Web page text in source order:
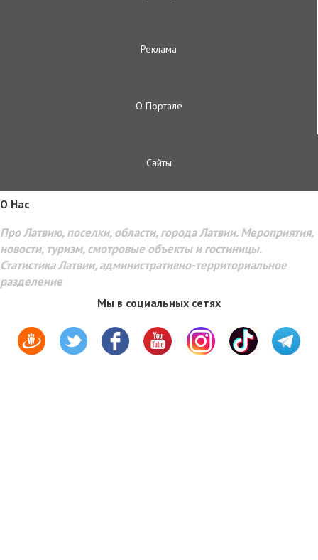
Реклама
О Портале
Сайты
O Hac
Про Латвию, поселки, области, города Латвии. Мероприятия,
новости, туризм, смотровые объекты и гостиницы.
Статистика Латвии, административно-территориальное
разделение
Мы в социальных сетях